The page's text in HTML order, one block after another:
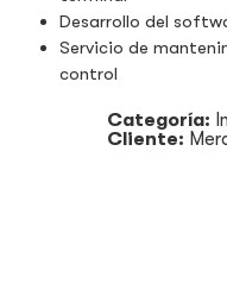
Desarrollo del
Servicio de
control
Categoría:
Cliente: